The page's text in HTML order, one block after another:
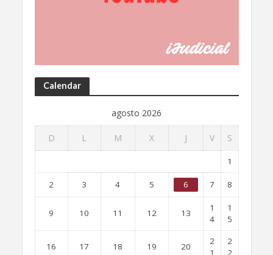
Calendar
agosto 2026
D L M X J V S
1
2 3 4 5 6 7 8
9 10 11 12 13
1
4
1
5
16 17 18 19 20
2
1
2
2